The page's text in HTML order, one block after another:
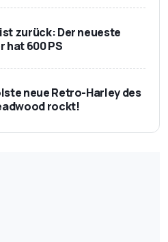
zurück: Der neueste
hat 600 PS
neue Retro-Harley des
rockt!